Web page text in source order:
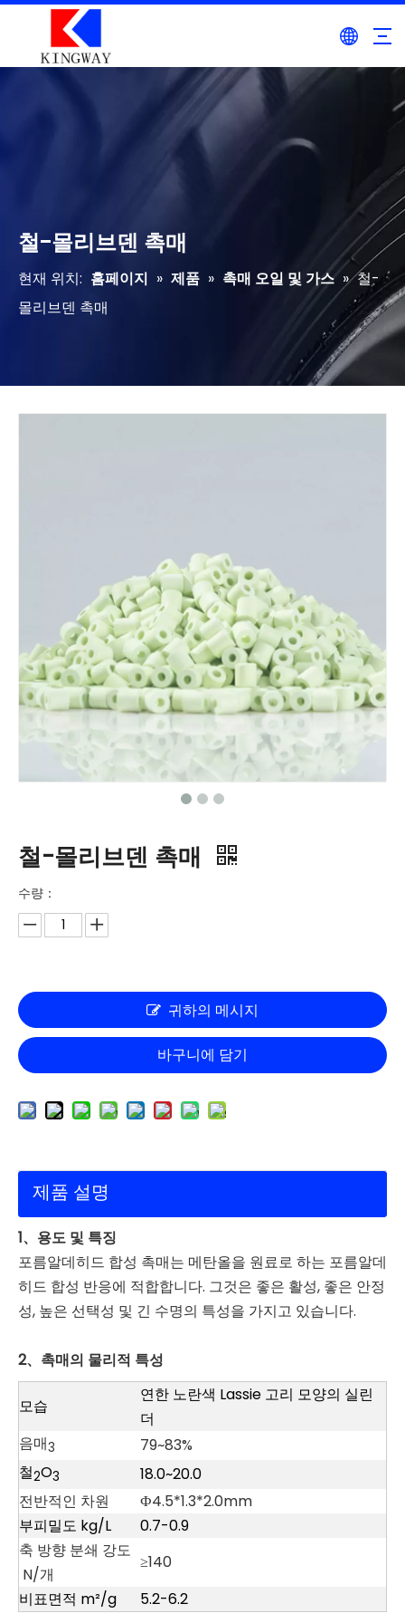
철-몰리브덴 촉매
현재 위치: 홈페이지 » 제품 » 촉매 오일 및 가스 » 철-
몰리브덴 촉매
철-몰리브덴 촉매
수량：
귀하의 메시지
바구니에 담기
제품 설명
1、용도 및 특징
포름알데히드 합성 촉매는 메탄올을 원료로 하는 포름알데
히드 합성 반응에 적합합니다. 그것은 좋은 활성, 좋은 안정
성, 높은 선택성 및 긴 수명의 특성을 가지고 있습니다.
2、촉매의 물리적 특성
모습
연한 노란색 Lassie 고리 모양의 실린
더
음매3
79~83%
철2O3
18.0~20.0
전반적인 차원
Ф4.5*1.3*2.0mm
부피밀도 kg/L
0.7-0.9
축 방향 분쇄 강도
N/개
≥140
비표면적 m²/g
5.2-6.2